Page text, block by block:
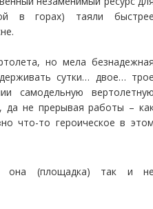
в горах) таяли
но мела
сутки… двое…
самодельную
да не прерывая работы –
что-то героическое в
она (площадка) так и